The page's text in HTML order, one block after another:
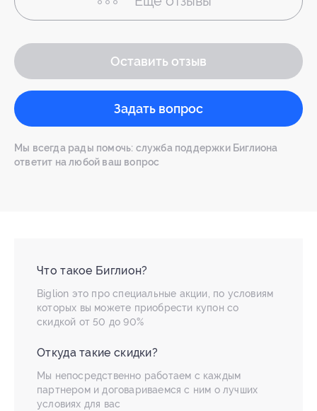
Оставить отзыв
Задать вопрос
Мы всегда рады помочь: служба поддержки Биглиона
ответит на любой ваш вопрос
Что такое Биглион?
Biglion это про специальные акции, по условиям
которых вы можете приобрести купон со
скидкой от 50 до 90%
Откуда такие скидки?
Мы непосредственно работаем с каждым
партнером и договариваемся с ним о лучших
условиях для вас